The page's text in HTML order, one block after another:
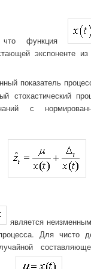
что функция
экспоненте
показатель
стохастический
с
является
Для чисто